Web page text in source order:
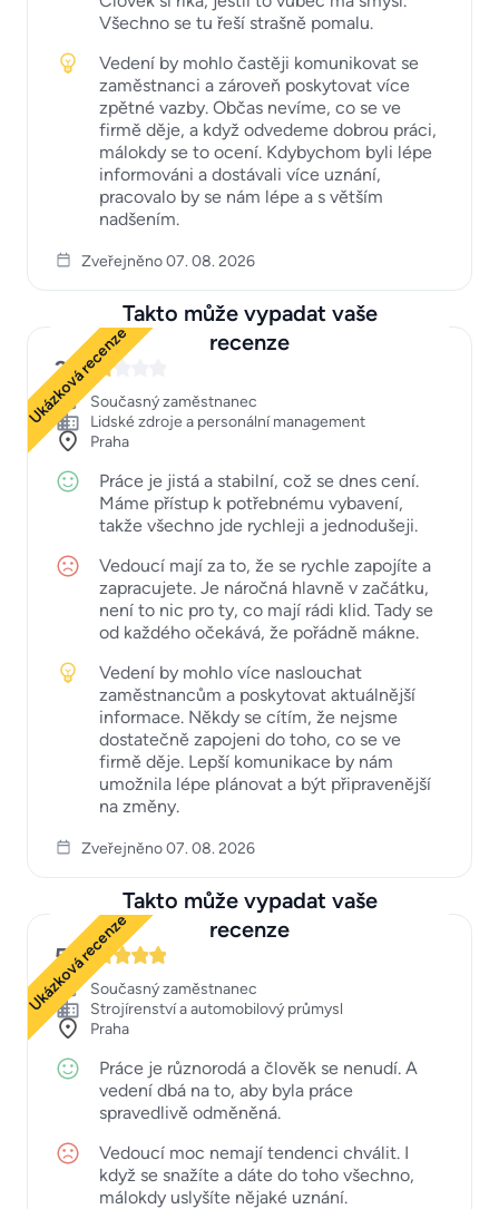
Všechno se tu řeší strašně pomalu.
Vedení by mohlo častěji komunikovat se
zaměstnanci a zároveň poskytovat více
zpětné vazby. Občas nevíme, co se ve
firmě děje, a když odvedeme dobrou práci,
málokdy se to ocení. Kdybychom byli lépe
informováni a dostávali více uznání,
pracovalo by se nám lépe a s větším
nadšením.
Zveřejněno 07. 08. 2026
Takto může vypadat vaše
recenze
Ukázková recenze
2
Současný zaměstnanec
Lidské zdroje a personální management
Praha
Práce je jistá a stabilní, což se dnes cení.
Máme přístup k potřebnému vybavení,
takže všechno jde rychleji a jednodušeji.
Vedoucí mají za to, že se rychle zapojíte a
zapracujete. Je náročná hlavně v začátku,
není to nic pro ty, co mají rádi klid. Tady se
od každého očekává, že pořádně mákne.
Vedení by mohlo více naslouchat
zaměstnancům a poskytovat aktuálnější
informace. Někdy se cítím, že nejsme
dostatečně zapojeni do toho, co se ve
firmě děje. Lepší komunikace by nám
umožnila lépe plánovat a být připravenější
na změny.
Zveřejněno 07. 08. 2026
Takto může vypadat vaše
recenze
Ukázková recenze
5
Současný zaměstnanec
Strojírenství a automobilový průmysl
Praha
Práce je různorodá a člověk se nenudí. A
vedení dbá na to, aby byla práce
spravedlivě odměněná.
Vedoucí moc nemají tendenci chválit. I
když se snažíte a dáte do toho všechno,
málokdy uslyšíte nějaké uznání.